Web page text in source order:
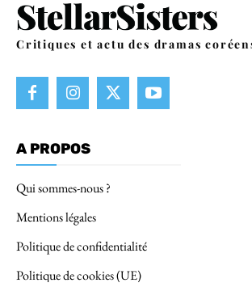
Critiques et actu des dramas
A PROPOS
Qui sommes-nous ?
Mentions légales
Politique de confidentialité
Politique de cookies (UE)